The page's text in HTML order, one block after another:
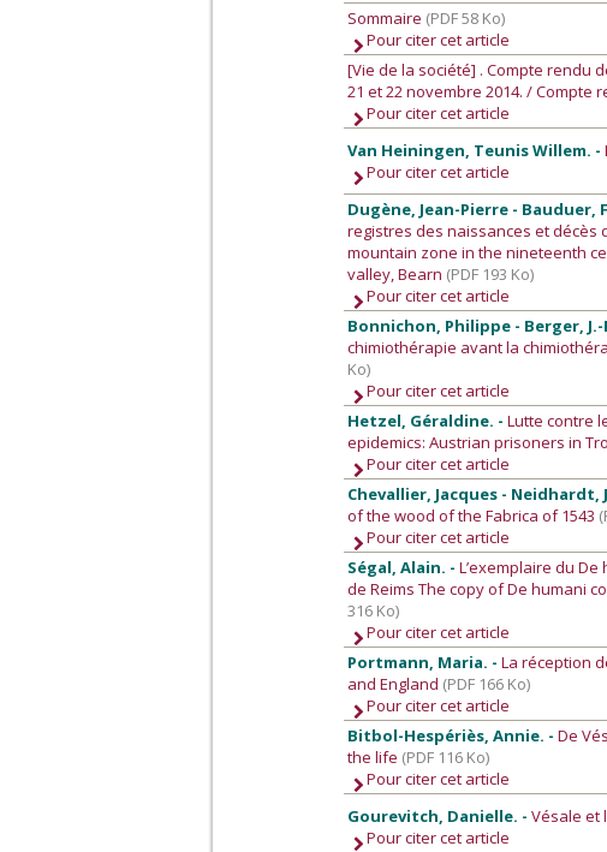
Sommaire (PDF 58 Ko)
Pour citer cet article
[Vie de la société] . Compte rendu
21 et 22 novembre 2014. / Compte
Pour citer cet article
Van Heiningen, Teunis Willem. -
Pour citer cet article
Dugène, Jean-Pierre - Bauduer,
registres des naissances et décès
mountain zone in the nineteenth
valley, Bearn (PDF 193 Ko)
Pour citer cet article
Bonnichon, Philippe - Berger,
chimiothérapie avant la
Ko)
Pour citer cet article
Hetzel, Géraldine. -Lutte contre
epidemics: Austrian prisoners in
Pour citer cet article
Chevallier, Jacques -
of the wood of the Fabrica of 1543
Pour citer cet article
Ségal, Alain. -L’exemplaire du
de Reims The copy of De humani
316 Ko)
Pour citer cet article
Portmann, Maria. -La réception
and England (PDF 166 Ko)
Pour citer cet article
Bitbol-Hespériès, Annie. -De
the life (PDF 116 Ko)
Pour citer cet article
Gourevitch, Danielle. -Vésale et
Pour citer cet article